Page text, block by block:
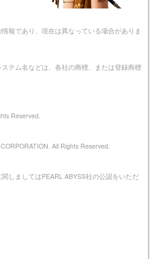
報であり、現在は異なっている場合がありま
テム名などは、各社の商標、または登録商標
Reserved.
All Rights Reserved.
しましてはPEARL ABYSS社の公認をいただ